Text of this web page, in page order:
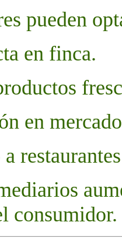
pueden
en finca.
en
consumidor.